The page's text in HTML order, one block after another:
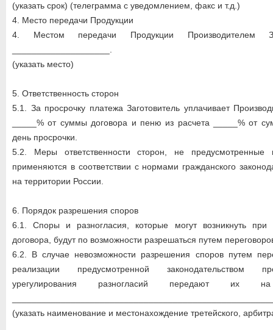
(указать срок) (телеграмма с уведомлением, факс и т.д.)
4. Место передачи Продукции
4. Местом передачи Продукции Производителем
(указать место)
5. Ответственность сторон
5.1. За просрочку платежа Заготовитель уплачивает
_____% от суммы договора и пеню из расчета _____% от
день просрочки.
5.2. Меры ответственности сторон, не предусмотренные
применяются в соответствии с нормами гражданского
на территории России.
6. Порядок разрешения споров
6.1. Споры и разногласия, которые могут возникнуть при
договора, будут по возможности разрешаться путем
6.2. В случае невозможности разрешения споров путем
реализации предусмотренной законодательством
урегулирования разногласий передают их
(указать наименование и местонахождение третейского,